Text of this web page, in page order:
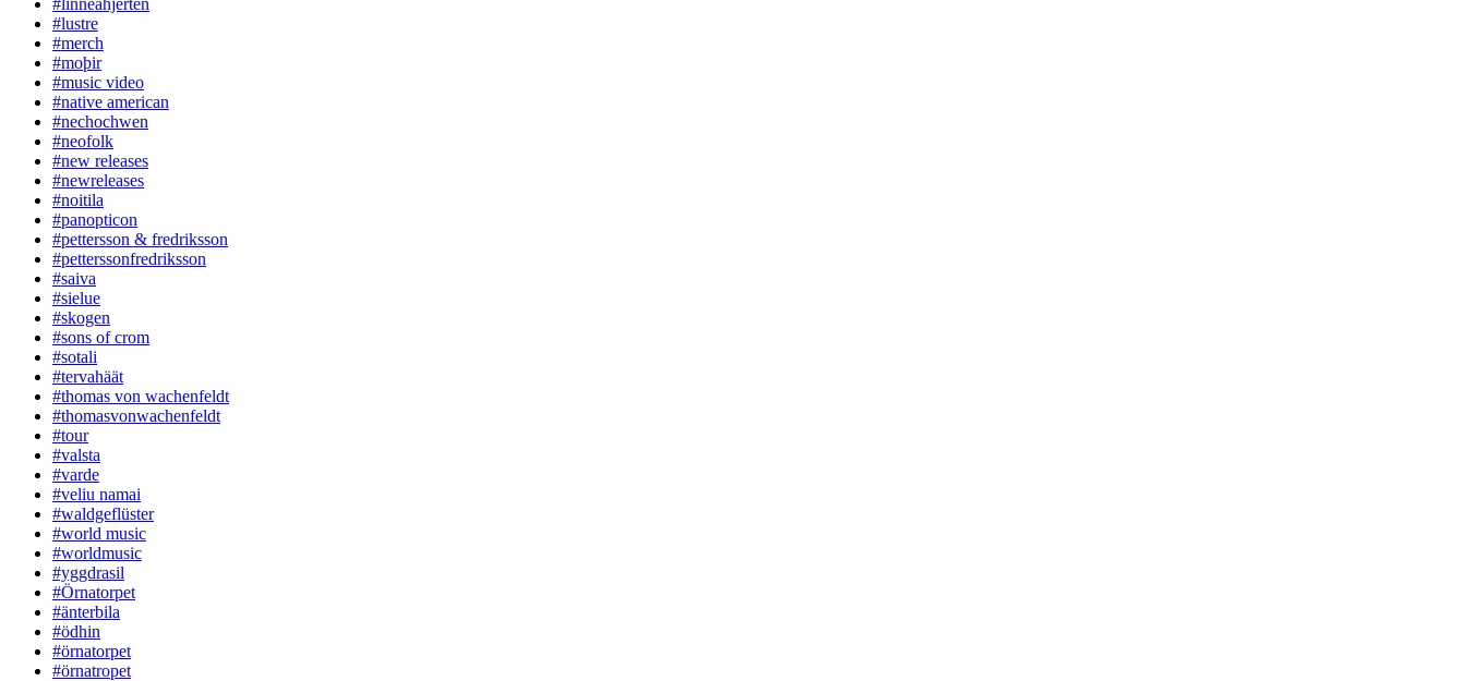
#lustre
#merch
#moþir
#music video
#native american
#nechochwen
#neofolk
#new releases
#newreleases
#noitila
#panopticon
#pettersson & fredriksson
#petterssonfredriksson
#saiva
#sielue
#skogen
#sons of crom
#sotali
#tervahäät
#thomas von wachenfeldt
#thomasvonwachenfeldt
#tour
#valsta
#varde
#veliu namai
#waldgeflüster
#world music
#worldmusic
#yggdrasil
#Örnatorpet
#änterbila
#ödhin
#örnatorpet
#örnatropet